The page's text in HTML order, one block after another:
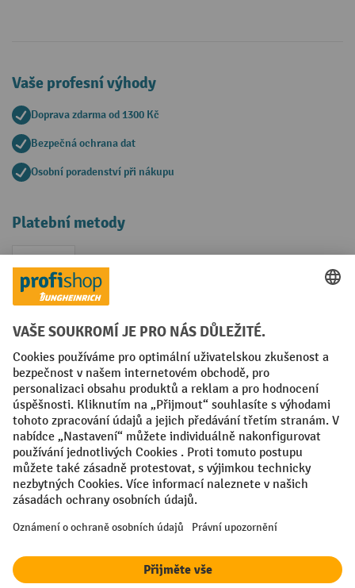
Vaše profesní výhody
Doprava zdarma od 1300 Kč
Bezpečná ochrana dat
Osobní poradenství při nákupu
Platební metody
Faktura
Sociální sítě
Facebook
YouTubeLinkedIn
VODP Otisk
Prohlášení o ochraně osobních údajů
Nastavení ochrany osobních údajů
All prices excl. VAT plusshipping costsand possible delivery charges,
¹ Sleva platí do vyprodání zásob. Sleva se nevztahuje na akční ceny.